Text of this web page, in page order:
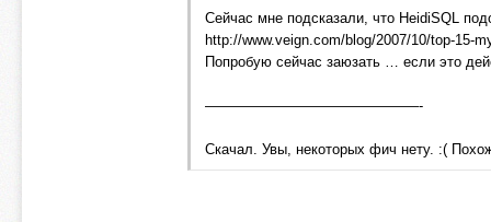
Сейчас мне подсказали, что HeidiSQL
http://www.veign.com/blog/2007/10/top-15-
Попробую сейчас заюзать … если это
———————————————-
Скачал. Увы, некоторых фич нету. :(